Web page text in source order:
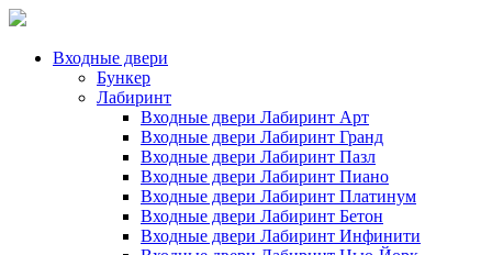
Входные двери
Бункер
Лабиринт
Входные двери Лабиринт Арт
Входные двери Лабиринт Гранд
Входные двери Лабиринт Пазл
Входные двери Лабиринт Пиано
Входные двери Лабиринт Платинум
Входные двери Лабиринт Бетон
Входные двери Лабиринт Инфинити